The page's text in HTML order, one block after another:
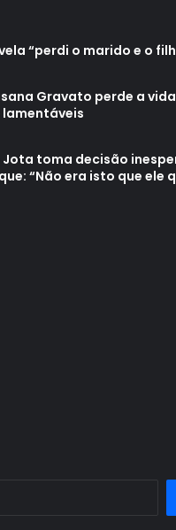
“perdi o marido e o
Gravato perde a
Jota toma decisão
“Não era isto que ele